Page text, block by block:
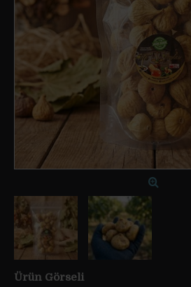
Ürün Görseli